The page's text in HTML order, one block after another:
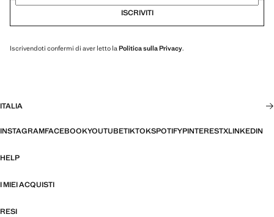
ISCRIVITI
Iscrivendoti confermi di aver letto la Politica sulla Privacy.
ITALIA
INSTAGRAMFACEBOOKYOUTUBETIKTOKSPOTIFYPINTERESTXLINKEDIN
HELP
I MIEI ACQUISTI
RESI